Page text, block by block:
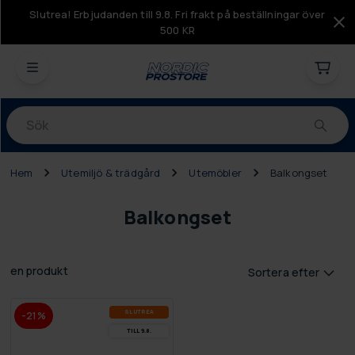
Slutrea! Erbjudanden till 9.8. Fri frakt på beställningar över
500 KR
Produkter
Hem Utemiljö & trädgård Utemöbler Balkongset
Balkongset
en produkt Sortera efter
-21% SLUT­REA
TILL 9.8.